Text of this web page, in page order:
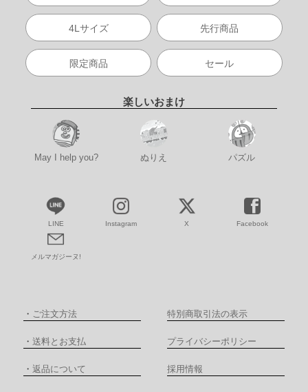
4Lサイズ 先行商品
限定商品 セール
楽しいおまけ
May I help you? ぬりえ パズル
LINE Instagram X Facebook
メルマガジーヌ!
・ ご注文方法 特別商取引法の表示
・ 送料とお支払 プライバシーポリシー
・ 返品について 採用情報